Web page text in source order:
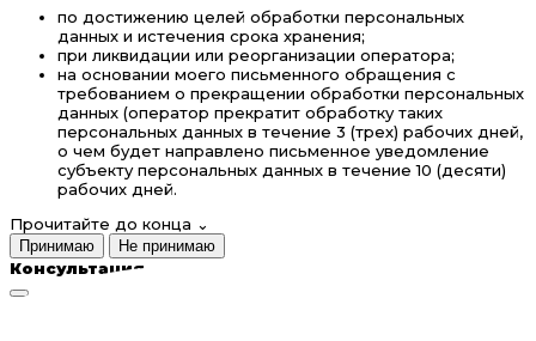
по достижению целей обработки персональных
данных и истечения срока хранения;
при ликвидации или реорганизации оператора;
на основании моего письменного обращения с
требованием о прекращении обработки персональных
данных (оператор прекратит обработку таких
персональных данных в течение 3 (трех) рабочих дней,
о чем будет направлено письменное уведомление
субъекту персональных данных в течение 10 (десяти)
рабочих дней.
Прочитайте до конца ⌄
Принимаю Не принимаю
Консультация